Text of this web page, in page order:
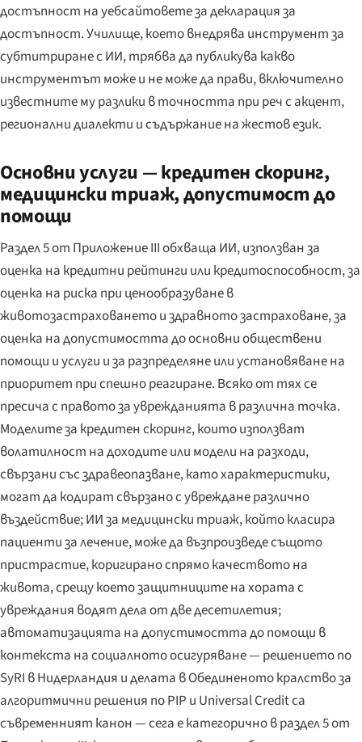
достъпност на уебсайтовете за декларация за
достъпност. Училище, което внедрява инструмент за
субтитриране с ИИ, трябва да публикува какво
инструментът може и не може да прави, включително
известните му разлики в точността при реч с акцент,
регионални диалекти и съдържание на жестов език.
Основни услуги — кредитен скоринг,
медицински триаж, допустимост до
помощи
Раздел 5 от Приложение III обхваща ИИ, използван за
оценка на кредитни рейтинги или кредитоспособност, за
оценка на риска при ценообразуване в
животозастраховането и здравното застраховане, за
оценка на допустимостта до основни обществени
помощи и услуги и за разпределяне или установяване на
приоритет при спешно реагиране. Всяко от тях се
пресича с правото за уврежданията в различна точка.
Моделите за кредитен скоринг, които използват
волатилност на доходите или модели на разходи,
свързани със здравеопазване, като характеристики,
могат да кодират свързано с увреждане различно
въздействие; ИИ за медицински триаж, който класира
пациенти за лечение, може да възпроизведе същото
пристрастие, коригирано спрямо качеството на
живота, срещу което защитниците на хората с
увреждания водят дела от две десетилетия;
автоматизацията на допустимостта до помощи в
контекста на социалното осигуряване — решението по
SyRI в Нидерландия и делата в Обединеното кралство за
алгоритмични решения по PIP и Universal Credit са
съвременният канон — сега е категорично в раздел 5 от